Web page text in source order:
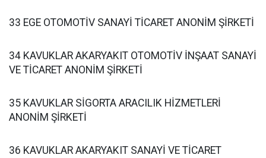
33 EGE OTOMOTİV SANAYİ TİCARET ANONİM ŞİRKETİ
34 KAVUKLAR AKARYAKIT OTOMOTİV İNŞAAT SANAYİ
VE TİCARET ANONİM ŞİRKETİ
35 KAVUKLAR SİGORTA ARACILIK HİZMETLERİ
ANONİM ŞİRKETİ
36 KAVUKLAR AKARYAKIT SANAYİ VE TİCARET